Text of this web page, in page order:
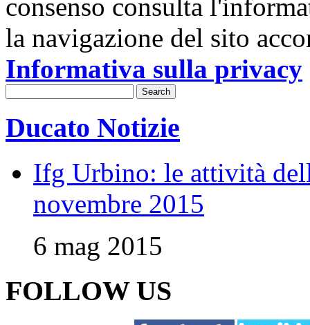
consenso consulta
la navigazione del sito
Informativa sulla privacy
Ducato Notizie
Ifg Urbino: le attività
novembre 2015
6 mag 2015
FOLLOW US